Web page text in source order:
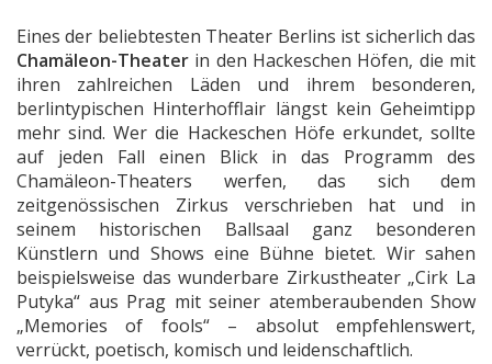
Eines der beliebtesten Theater Berlins ist sicherlich das
Chamäleon-Theater in den Hackeschen Höfen, die mit
ihren zahlreichen Läden und ihrem besonderen,
berlintypischen Hinterhofflair längst kein Geheimtipp
mehr sind. Wer die Hackeschen Höfe erkundet, sollte
auf jeden Fall einen Blick in das Programm des
Chamäleon-Theaters werfen, das sich dem
zeitgenössischen Zirkus verschrieben hat und in
seinem historischen Ballsaal ganz besonderen
Künstlern und Shows eine Bühne bietet. Wir sahen
beispielsweise das wunderbare Zirkustheater „Cirk La
Putyka“ aus Prag mit seiner atemberaubenden Show
„Memories of fools“ – absolut empfehlenswert,
verrückt, poetisch, komisch und leidenschaftlich.